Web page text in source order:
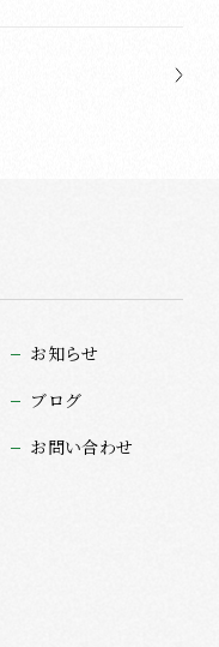
お知らせ
ブログ
お問い合わせ